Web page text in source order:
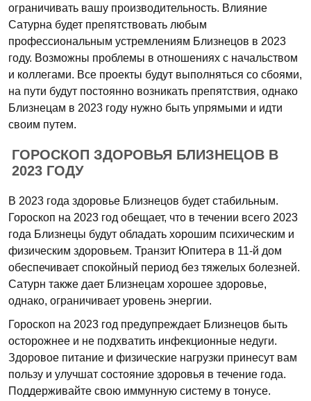
ограничивать вашу производительность. Влияние
Сатурна будет препятствовать любым
профессиональным устремлениям Близнецов в 2023
году. Возможны проблемы в отношениях с начальством
и коллегами. Все проекты будут выполняться со сбоями,
на пути будут постоянно возникать препятствия, однако
Близнецам в 2023 году нужно быть упрямыми и идти
своим путем.
ГОРОСКОП ЗДОРОВЬЯ БЛИЗНЕЦОВ В
2023 ГОДУ
В 2023 года здоровье Близнецов будет стабильным.
Гороскоп на 2023 год обещает, что в течении всего 2023
года Близнецы будут обладать хорошим психическим и
физическим здоровьем. Транзит Юпитера в 11-й дом
обеспечивает спокойный период без тяжелых болезней.
Сатурн также дает Близнецам хорошее здоровье,
однако, ограничивает уровень энергии.
Гороскоп на 2023 год предупреждает Близнецов быть
осторожнее и не подхватить инфекционные недуги.
Здоровое питание и физические нагрузки принесут вам
пользу и улучшат состояние здоровья в течение года.
Поддерживайте свою иммунную систему в тонусе.